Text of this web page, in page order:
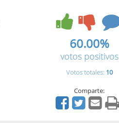
60.00%
votos positivos
Votos totales: 10
Comparte: